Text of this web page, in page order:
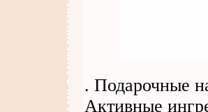
. Подарочные
Активные